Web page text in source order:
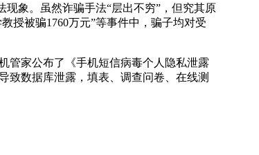
象。虽然诈骗手法“层出不穷”，但究其原
授被骗1760万元”等事件中，骗子均对受
家公布了《手机短信病毒个人隐私泄露
致数据库泄露，填表、调查问卷、在线测